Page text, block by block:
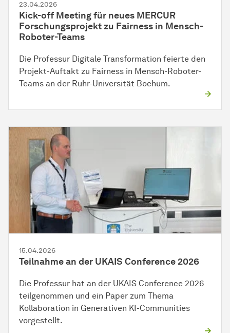
23.04.2026
Kick-off Meeting für neues MERCUR
Forschungsprojekt zu Fairness in Mensch-
Roboter-Teams
Die Professur Digitale Transformation feierte den
Projekt-Auftakt zu Fairness in Mensch-Roboter-
Teams an der Ruhr-Universität Bochum.
15.04.2026
Teilnahme an der UKAIS Conference 2026
Die Professur hat an der UKAIS Conference 2026
teilgenommen und ein Paper zum Thema
Kollaboration in Generativen KI-Communities
vorgestellt.